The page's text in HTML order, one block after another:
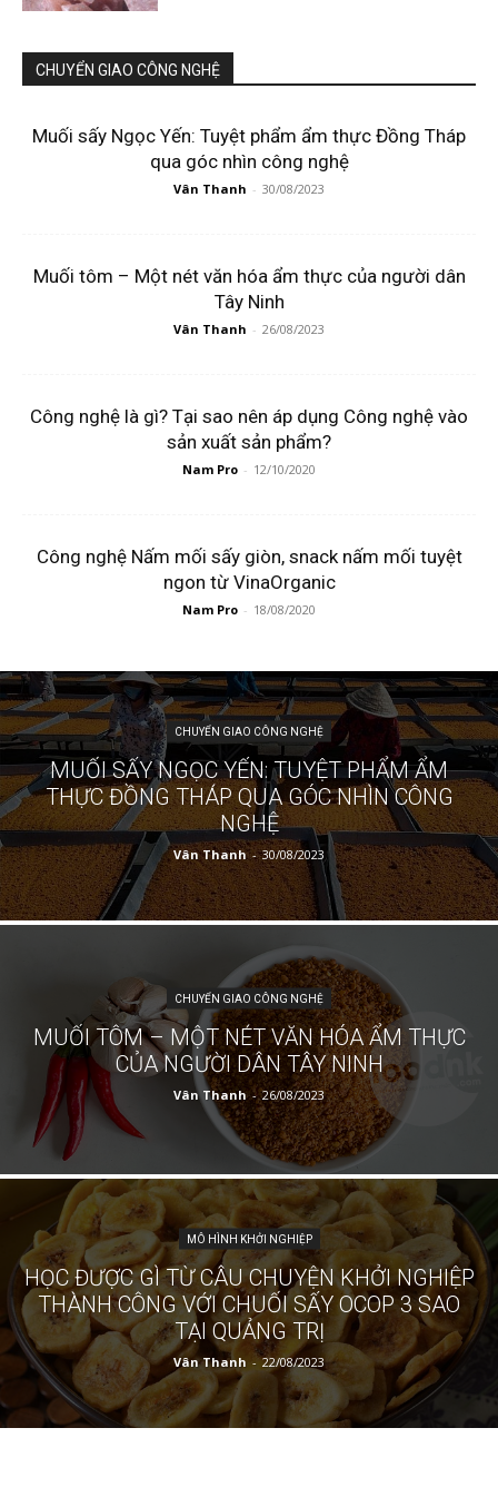
CHUYỂN GIAO CÔNG NGHỆ
Muối sấy Ngọc Yến: Tuyệt phẩm ẩm thực Đồng Tháp
qua góc nhìn công nghệ
Vân Thanh - 30/08/2023
Muối tôm – Một nét văn hóa ẩm thực của người dân
Tây Ninh
Vân Thanh - 26/08/2023
Công nghệ là gì? Tại sao nên áp dụng Công nghệ vào
sản xuất sản phẩm?
Nam Pro - 12/10/2020
Công nghệ Nấm mối sấy giòn, snack nấm mối tuyệt
ngon từ VinaOrganic
Nam Pro - 18/08/2020
CHUYỂN GIAO CÔNG NGHỆ
MUỐI SẤY NGỌC YẾN: TUYỆT PHẨM ẨM
THỰC ĐỒNG THÁP QUA GÓC NHÌN CÔNG
NGHỆ
Vân Thanh - 30/08/2023
CHUYỂN GIAO CÔNG NGHỆ
MUỐI TÔM – MỘT NÉT VĂN HÓA ẨM THỰC
CỦA NGƯỜI DÂN TÂY NINH
Vân Thanh - 26/08/2023
MÔ HÌNH KHỞI NGHIỆP
HỌC ĐƯỢC GÌ TỪ CÂU CHUYỆN KHỞI NGHIỆP
THÀNH CÔNG VỚI CHUỐI SẤY OCOP 3 SAO
TẠI QUẢNG TRỊ
Vân Thanh - 22/08/2023